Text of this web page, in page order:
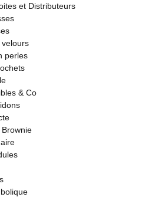
et Distributeurs
velours
perles
& Co
Brownie